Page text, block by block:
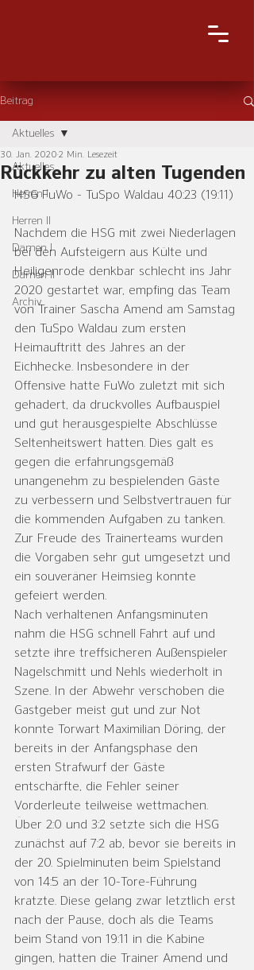
Beitrag
Aktuelles
Herren I
Herren II
Damen I
Damen II
Archiv
Aktuelles
Rückkehr zu alten Tugenden
30. Jan. 2020 2 Min. Lesezeit
HSG FuWo - TuSpo Waldau​​ 40:23 (19:11)
Nachdem die HSG mit zwei Niederlagen
bei den Aufsteigern aus Külte und
Heiligenrode denkbar schlecht ins Jahr
2020 gestartet war, empfing das Team
von Trainer Sascha Amend am Samstag
den TuSpo Waldau zum ersten
Heimauftritt des Jahres an der
Eichhecke. Insbesondere in der
Offensive hatte FuWo zuletzt mit sich
gehadert, da druckvolles Aufbauspiel
und gut herausgespielte Abschlüsse
Seltenheitswert hatten. Dies galt es
gegen die erfahrungsgemäß
unangenehm zu bespielenden Gäste
zu verbessern und Selbstvertrauen für
die kommenden Aufgaben zu tanken.
Zur Freude des Trainerteams wurden
die Vorgaben sehr gut umgesetzt und
ein souveräner Heimsieg konnte
gefeiert werden.
Nach verhaltenen Anfangsminuten
nahm die HSG schnell Fahrt auf und
setzte ihre treffsicheren Außenspieler
Nagelschmitt und Nehls wiederholt in
Szene. In der Abwehr verschoben die
Gastgeber meist gut und zur Not
konnte Torwart Maximilian Döring, der
bereits in der Anfangsphase den
ersten Strafwurf der Gäste
entschärfte, die Fehler seiner
Vorderleute teilweise wettmachen.
Über 2:0 und 3:2 setzte sich die HSG
zunächst auf 7:2 ab, bevor sie bereits in
der 20. Spielminuten beim Spielstand
von 14:5 an der 10-Tore-Führung
kratzte. Diese gelang zwar letztlich erst
nach der Pause, doch als die Teams
beim Stand von 19:11 in die Kabine
gingen, hatten die Trainer Amend und